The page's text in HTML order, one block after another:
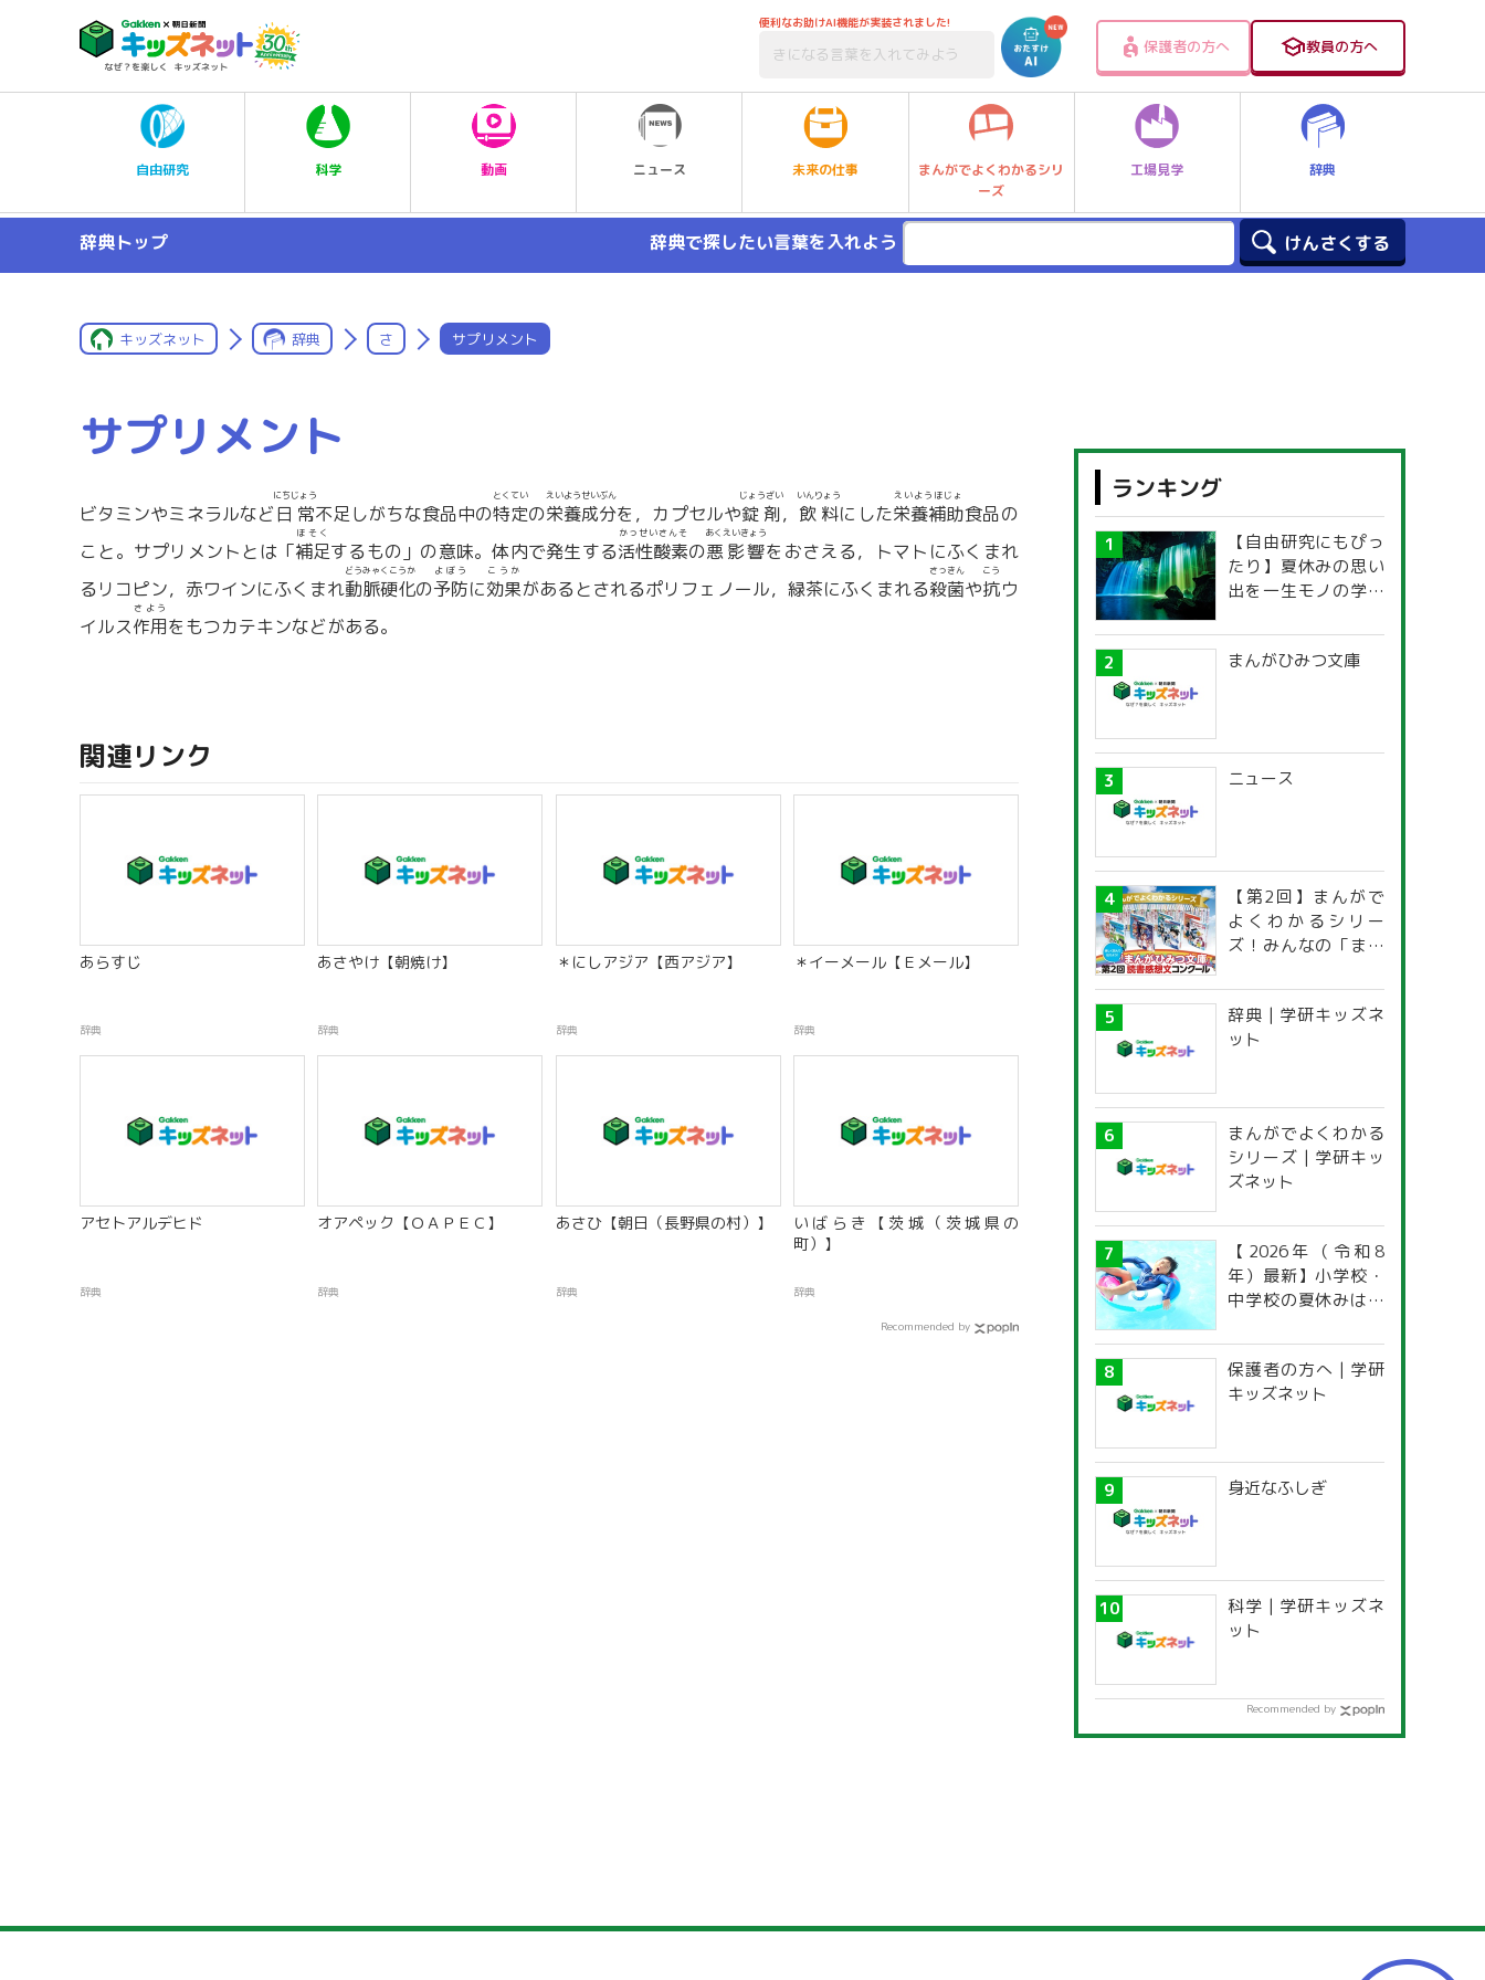
便利なお助けAI機能が実装されました!
保護者の方へ 教員の方へ
自由研究 科学 動画 ニュース 未来の仕事
まんがでよくわかるシリ
ーズ
工場見学 辞典
辞典トップ 辞典で探したい言葉を入れよう
キッズネット 辞典 さ サプリメント
サプリメント
ビタミンやミネラルなど日常
にちじょう
不足しがちな食品中の特定
とくてい
の栄養成分
えいようせいぶん
を，カプセルや錠剤
じょうざい
， 飲料
いんりょう
にした栄養補助
えいようほじょ
食品の
こと。サプリメントとは「補足
ほそく
するもの」の意味。体内で発生する活性酸素
かっせいさんそ
の悪影響
あくえいきょう
をおさえる，トマトにふくまれ
るリコピン，赤ワインにふくまれ動脈硬化
どうみゃくこうか
の予防
よぼう
に効果
こうか
があるとされるポリフェノール，緑茶にふくまれる殺菌
さっきん
や抗
こう
ウ
イルス作用
さよう
をもつカテキンなどがある。
関連リンク
あらすじ
辞典
あさやけ【朝焼け】
辞典
＊にしアジア【西アジア】
辞典
＊イーメール【Ｅメール】
辞典
アセトアルデヒド
辞典
オアペック【ＯＡＰＥＣ】
辞典
あさひ【朝日（長野県の村）】
辞典
いばらき【茨城（茨城県の
町）】
辞典
Recommended by
ランキング
【自由研究にもぴっ
たり】夏休みの思い
出を一生モノの学び
探究ガイド
まんがひみつ文庫
ニュース
【第2回】まんがで
よくわかるシリー
ズ！みんなの「まん
感想文コンクール
辞典 | 学研キッズネ
ット
まんがでよくわかる
シリーズ | 学研キッ
ズネット
【2026年（令和8
年）最新】小学校・
中学校の夏休みはい
道府県別「夏季休暇
一覧」
保護者の方へ | 学研
キッズネット
身近なふしぎ
科学 | 学研キッズネ
ット
Recommended by